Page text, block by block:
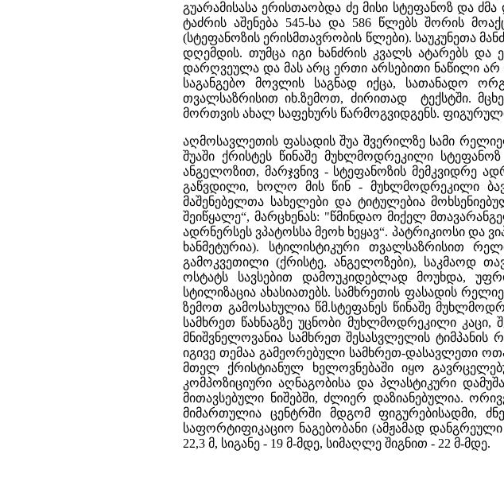
გუარამისასა ერისთაობდა ძე მისი სტეფანოზ და
ტაძრის აშენება 545-სა და 586 წლებს შორის
(სტეფანოზის ერისმთავრობის წლები). საუკუნეთა
დღემდის. თუმცა იგი ხანძრის კვალს ატარებს
დარღვეულა და მას არც ერთი არსებითი ნაწილი
საგანგებო მოვლის საგნად იქცა, სათანადო
თვალსაზრისით იხ.ზემოთ, ძირითად ტექსტში.
მორთვის ახალ საფეხურს წარმოგვიდგენს.
აღმოსავლეთის ფასადის შუა შვერილზე სამი
შუაში ქრისტეს წინაშე მუხლმოდრეკილი
ანგელოზით, მარჯვნივ - სტეფანოზის მემკვიდრე
გაწვდილი, ხოლო მის წინ - მუხლმოდრეკილი
მაშენებელთა სახელები და ტიტულებია
შეიწყალე“, მარცხენას: "წმინდაო მიქელ
ადრნერსეს ვპატოსსა მეოხ ხეყავ“. პატრიკიოსი და
ხანმეტურია). სტილისტიკური თვალსაზრისით
გამოკვეთილი (ქრისტე, ანგელოზები), საკმაოდ
ოსტატს სავსებით დამოუკიდებლად მოუხდა,
სტილიზაცია ახასიათებს. სამხრეთის ფასადის
ზემოთ გამოსახულია წმ.სტეფანეს წინაშე
სამხრეთ წახნაგზე უცნობი მუხლმოდრეკილი
მნიშვნელოვანია სამხრეთ შესასვლელის
იგივე თემაა გამეორებული სამხრეთ-დასავლეთი
მთელ ქრისტიანულ ხელოვნებაში იყო
კომპოზიციური აღნაგობისა და პლასტიკური
მითავსებული ნიშებში, ძლიერ დაზიანებულია.
მიმართულია ცენტრში მდგომ ფიგურებისადმი,
საფორტიფიკაციო ნაგებობანი (ამჟამად
22,3 მ, სიგანე - 19 მ-მდე, სიმაღლე შიგნით - 22 მ-მდე.